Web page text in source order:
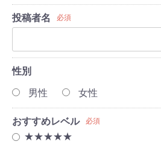
投稿者名
必須
性別
男性
女性
おすすめレベル 必須
★★★★★